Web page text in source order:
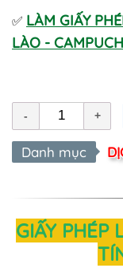
✅ LÀM GIẤY
LÀO -
Danh mục
GIẤY PHÉP